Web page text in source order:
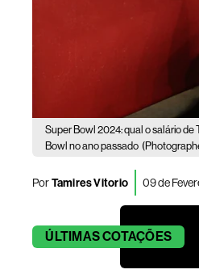
Super Bowl 2024: qual o salário de
Bowl no ano passado
PorTamires Vitorio 09 de
ÚLTIMASCOTAÇÕES